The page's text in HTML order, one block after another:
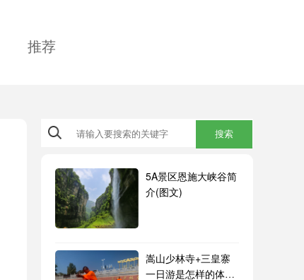
推荐
搜索
5A景区恩施大峡谷简
介(图文)
嵩山少林寺+三皇寨
一日游是怎样的体